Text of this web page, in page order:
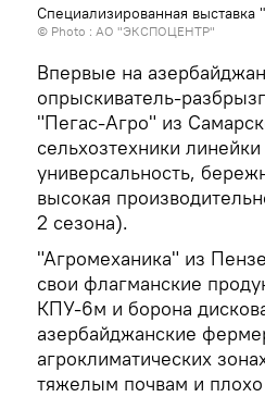
Специализированная
© Photo : АО "ЭКСПОЦЕНТР"
Впервые на
опрыскиватель-
"Пегас-Агро" из
сельхозтехники
универсальность,
высокая
2 сезона).
"Агромеханика" из
свои флагманские
КПУ-6м и борона
азербайджанские
агроклиматических
тяжелым почвам и